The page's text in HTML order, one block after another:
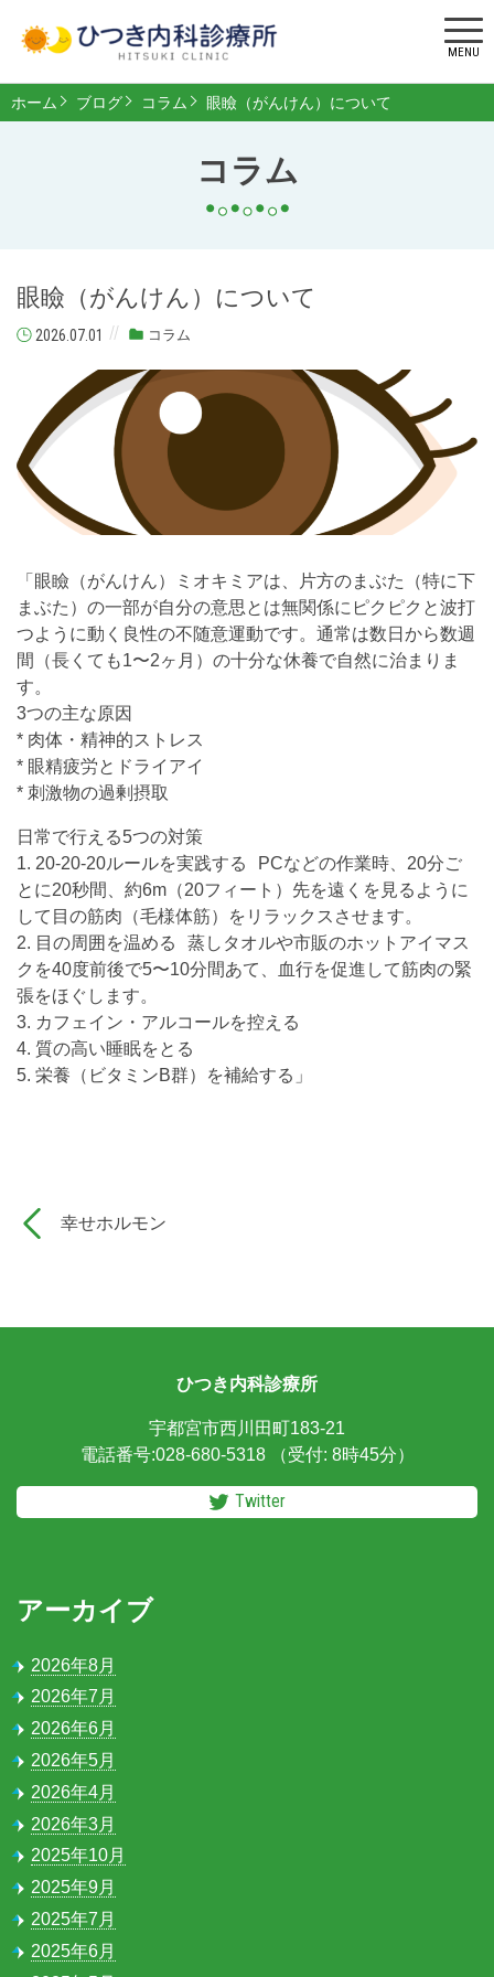
MENU
コラム
ホーム ブログ コラム 眼瞼（がんけん）について
眼瞼（がんけん）について
2026.07.01 コラム
「眼瞼（がんけん）ミオキミアは、片方のまぶた（特に下
まぶた）の一部が自分の意思とは無関係にピクピクと波打
つように動く良性の不随意運動です。通常は数日から数週
間（長くても1〜2ヶ月）の十分な休養で自然に治まりま
す。
3つの主な原因
* 肉体・精神的ストレス
* 眼精疲労とドライアイ
* 刺激物の過剰摂取
日常で行える5つの対策
1. 20-20-20ルールを実践する PCなどの作業時、20分ご
とに20秒間、約6m（20フィート）先を遠くを見るように
して目の筋肉（毛様体筋）をリラックスさせます。
2. 目の周囲を温める 蒸しタオルや市販のホットアイマス
クを40度前後で5〜10分間あて、血行を促進して筋肉の緊
張をほぐします。
3. カフェイン・アルコールを控える
4. 質の高い睡眠をとる
5. 栄養（ビタミンB群）を補給する」
幸せホルモン
ひつき内科診療所
宇都宮市西川田町183-21
電話番号:028-680-5318
（受付: 8時45分）
Twitter
アーカイブ
2026年8月
2026年7月
2026年6月
2026年5月
2026年4月
2026年3月
2025年10月
2025年9月
2025年7月
2025年6月